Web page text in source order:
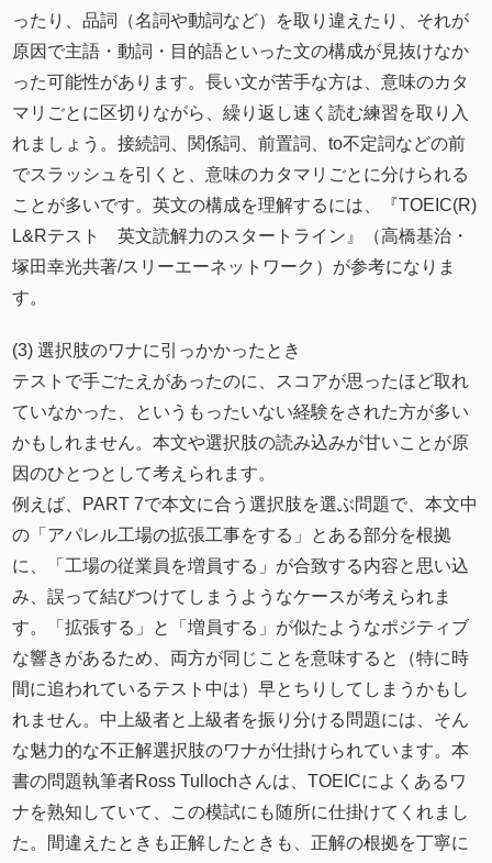
ったり、品詞（名詞や動詞など）を取り違えたり、それが
原因で主語・動詞・目的語といった文の構成が見抜けなか
った可能性があります。長い文が苦手な方は、意味のカタ
マリごとに区切りながら、繰り返し速く読む練習を取り入
れましょう。接続詞、関係詞、前置詞、to不定詞などの前
でスラッシュを引くと、意味のカタマリごとに分けられる
ことが多いです。英文の構成を理解するには、『TOEIC(R)
L&Rテスト 英文読解力のスタートライン』（高橋基治・
塚田幸光共著/スリーエーネットワーク）が参考になりま
す。
(3) 選択肢のワナに引っかかったとき
テストで手ごたえがあったのに、スコアが思ったほど取れ
ていなかった、というもったいない経験をされた方が多い
かもしれません。本文や選択肢の読み込みが甘いことが原
因のひとつとして考えられます。
例えば、PART 7で本文に合う選択肢を選ぶ問題で、本文中
の「アパレル工場の拡張工事をする」とある部分を根拠
に、「工場の従業員を増員する」が合致する内容と思い込
み、誤って結びつけてしまうようなケースが考えられま
す。「拡張する」と「増員する」が似たようなポジティブ
な響きがあるため、両方が同じことを意味すると（特に時
間に追われているテスト中は）早とちりしてしまうかもし
れません。中上級者と上級者を振り分ける問題には、そん
な魅力的な不正解選択肢のワナが仕掛けられています。本
書の問題執筆者Ross Tullochさんは、TOEICによくあるワ
ナを熟知していて、この模試にも随所に仕掛けてくれまし
た。間違えたときも正解したときも、正解の根拠を丁寧に